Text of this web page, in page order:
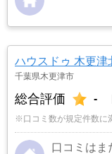
ハウスドゥ 木更
千葉県木更津市
総合評価 -
※口コミ数が規定件数に
口コミはま